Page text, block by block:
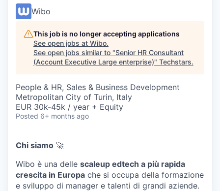
Wibo
This job is no longer accepting applications
See open jobs at Wibo.
See open jobs similar to "Senior HR Consultant
(Account Executive Large enterprise)" Techstars.
People & HR, Sales & Business Development
Metropolitan City of Turin, Italy
EUR 30k-45k / year + Equity
Posted 6+ months ago
Chi siamo 🚀
Wibo è una delle scaleup edtech a più rapida
crescita in Europa che si occupa della formazione
e sviluppo di manager e talenti di grandi aziende.